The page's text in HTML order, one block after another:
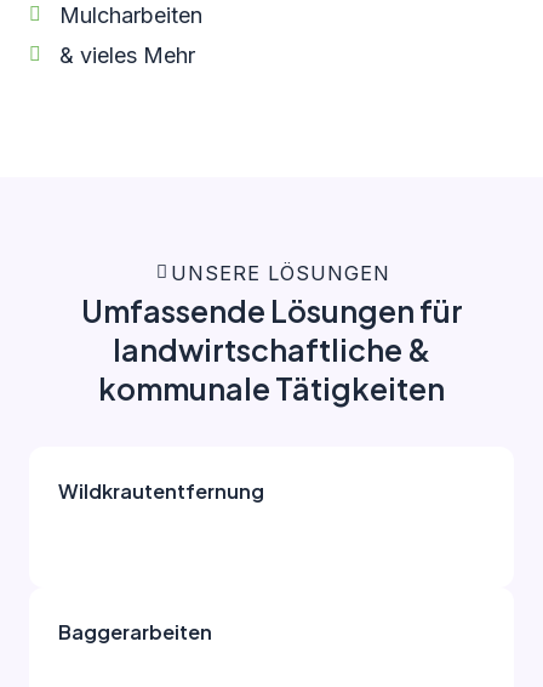
Mulcharbeiten
& vieles Mehr
UNSERE LÖSUNGEN
Umfassende Lösungen für
landwirtschaftliche &
kommunale Tätigkeiten
Wildkrautentfernung
Baggerarbeiten